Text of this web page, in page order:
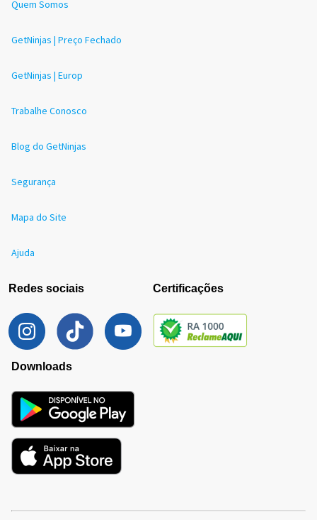
Quem Somos
GetNinjas | Preço Fechado
GetNinjas | Europ
Trabalhe Conosco
Blog do GetNinjas
Segurança
Mapa do Site
Ajuda
Redes sociais Certificações
Downloads